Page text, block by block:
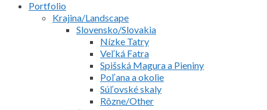
Portfolio
Krajina/Landscape
Slovensko/Slovakia
Nízke Tatry
Veľká Fatra
Spišská Magura a Pieniny
Poľana a okolie
Súľovské skaly
Rôzne/Other